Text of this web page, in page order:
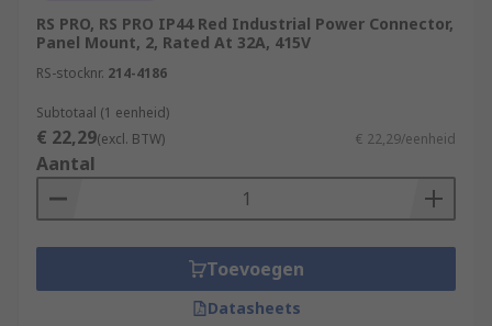
RS PRO, RS PRO IP44 Red Industrial Power Connector,
Panel Mount, 2, Rated At 32A, 415V
RS-stocknr. 214-4186
Subtotaal (1 eenheid)
€ 22,29(excl. BTW) € 22,29/eenheid
Aantal
Toevoegen
Datasheets